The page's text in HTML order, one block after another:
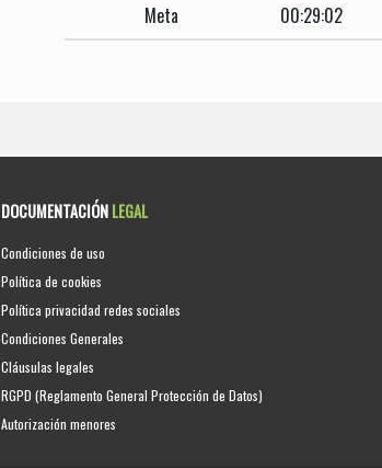
Meta
00:29:02
DOCUMENTACIÓNLEGAL
Condiciones de uso
Política de cookies
Política privacidad redes sociales
Condiciones Generales
Cláusulas legales
RGPD (Reglamento General Protección de Datos)
Autorización menores